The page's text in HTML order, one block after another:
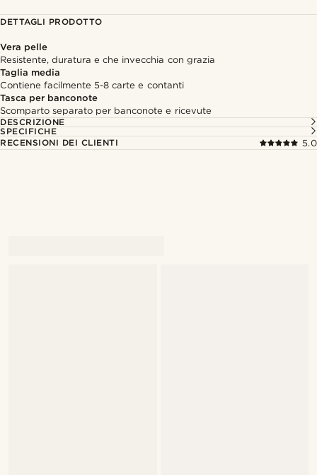
DETTAGLI PRODOTTO
Vera pelle
Resistente, duratura e che invecchia con grazia
Taglia media
Contiene facilmente 5-8 carte e contanti
Tasca per banconote
Scomparto separato per banconote e ricevute
DESCRIZIONE
SPECIFICHE
RECENSIONI DEI CLIENTI
5.0